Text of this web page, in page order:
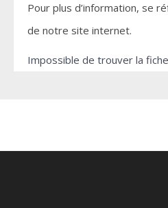
Pour plus d’information, se
de notre site internet.
Impossible de trouver la